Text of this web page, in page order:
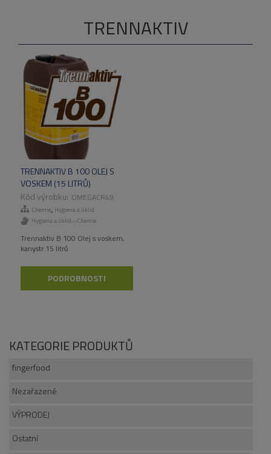
TRENNAKTIV
TRENNAKTIV B 100 OLEJ S
VOSKEM (15 LITRŮ)
OMEGACR49
Chemie, Hygiena a úklid
Hygiena a úklid->Chemie
Trennaktiv B 100 Olej s voskem,
kanystr 15 litrů
PODROBNOSTI
KATEGORIE PRODUKTŮ
fingerfood
Nezařazené
VÝPRODEJ
Ostatní